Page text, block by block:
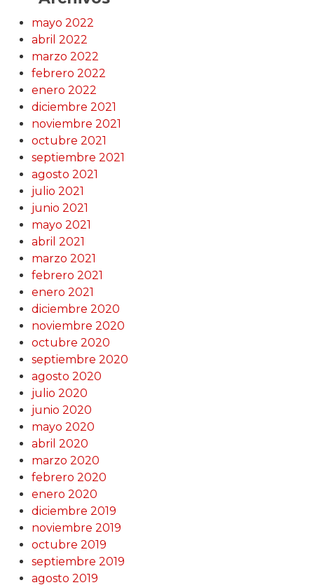
mayo 2022
abril 2022
marzo 2022
febrero 2022
enero 2022
diciembre 2021
noviembre 2021
octubre 2021
septiembre 2021
agosto 2021
julio 2021
junio 2021
mayo 2021
abril 2021
marzo 2021
febrero 2021
enero 2021
diciembre 2020
noviembre 2020
octubre 2020
septiembre 2020
agosto 2020
julio 2020
junio 2020
mayo 2020
abril 2020
marzo 2020
febrero 2020
enero 2020
diciembre 2019
noviembre 2019
octubre 2019
septiembre 2019
agosto 2019